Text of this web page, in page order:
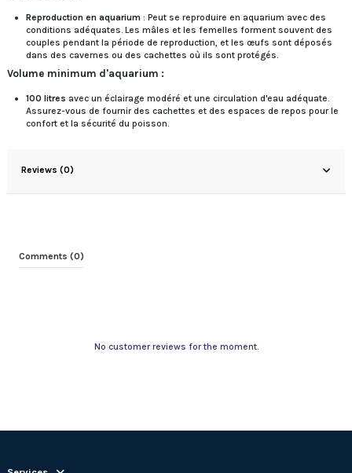
Reproduction en aquarium : Peut se reproduire en aquarium avec des
conditions adéquates. Les mâles et les femelles forment souvent des
couples pendant la période de reproduction, et les œufs sont déposés
dans des cavernes ou des cachettes où ils sont protégés.
Volume minimum d'aquarium :
100 litres avec un éclairage modéré et une circulation d'eau adéquate.
Assurez-vous de fournir des cachettes et des espaces de repos pour le
confort et la sécurité du poisson.
Reviews (0)
Comments (0)
No customer reviews for the moment.